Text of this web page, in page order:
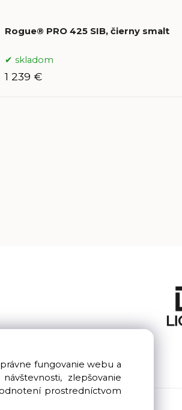
Rogue® PRO 425 SIB, čierny smalt
skladom
1 239 €
fungovanie webu a
zlepšovanie
prostredníctvom